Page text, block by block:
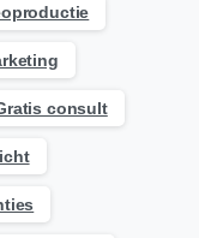
consult